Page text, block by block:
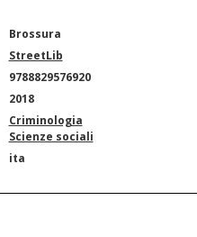
Brossura
StreetLib
9788829576920
2018
Criminologia
Scienze sociali
ita